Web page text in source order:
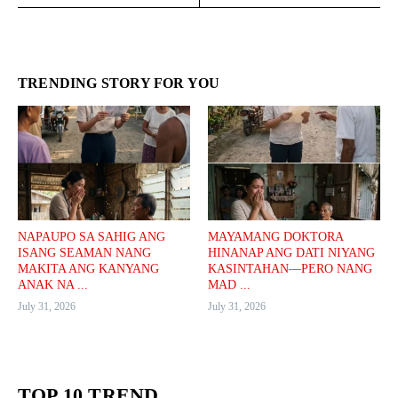
TRENDING STORY FOR YOU
NAPAUPO SA SAHIG ANG
ISANG SEAMAN NANG
MAKITA ANG KANYANG
ANAK NA ...
July 31, 2026
MAYAMANG DOKTORA
HINANAP ANG DATI NIYANG
KASINTAHAN—PERO NANG
MAD ...
July 31, 2026